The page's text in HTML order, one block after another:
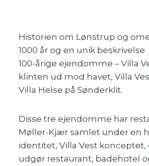
Historien om Lønstrup og
1000 år og en unik beskrivelse
100-årige ejendomme – Villa
klinten ud mod havet, Villa
Villa Helse på Sønderklit.
Disse tre ejendomme har
Møller-Kjær samlet under en
identitet, Villa Vest konceptet,
udgør restaurant, badehotel